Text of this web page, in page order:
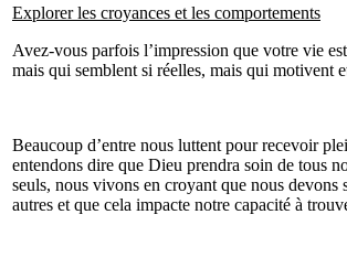
Explorer les croyances et les comportements
Avez-vous parfois l’impression que votre vie
mais qui semblent si réelles, mais qui motivent
Beaucoup d’entre nous luttent pour recevoir
entendons dire que Dieu prendra soin de tous
seuls, nous vivons en croyant que nous devons
autres et que cela impacte notre capacité à